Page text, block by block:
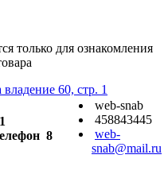
только для ознакомления
60, стр. 1
8
web-snab
458843445
web-
snab@mail.ru